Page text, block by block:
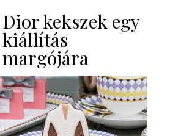
Dior kekszek egy
kiállítás
margójára